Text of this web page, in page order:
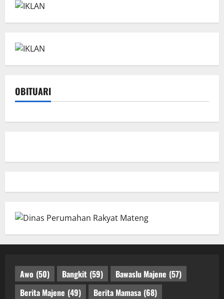
OBITUARI
Awo (50) Bangkit (59) Bawaslu Majene (57)
Berita Majene (49) Berita Mamasa (68)